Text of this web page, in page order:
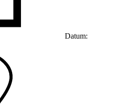
Datum: